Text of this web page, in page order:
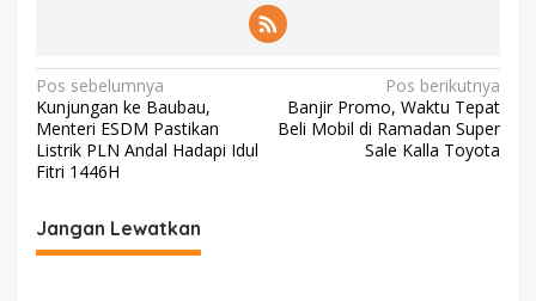
N
a
v
i
g
a
Pos sebelumnya
Kunjungan ke Baubau,
Menteri ESDM Pastikan
Listrik PLN Andal Hadapi Idul
Fitri 1446H
Pos berikutnya
Banjir Promo, Waktu Tepat
Beli Mobil di Ramadan Super
Sale Kalla Toyota
Jangan Lewatkan